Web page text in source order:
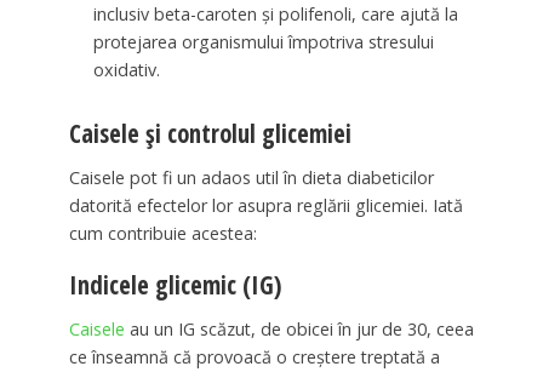
inclusiv beta-caroten și polifenoli, care ajută la
protejarea organismului împotriva stresului
oxidativ.
Caisele și controlul glicemiei
Caisele pot fi un adaos util în dieta diabeticilor
datorită efectelor lor asupra reglării glicemiei. Iată
cum contribuie acestea:
Indicele glicemic (IG)
Caisele au un IG scăzut, de obicei în jur de 30, ceea
ce înseamnă că provoacă o creștere treptată a